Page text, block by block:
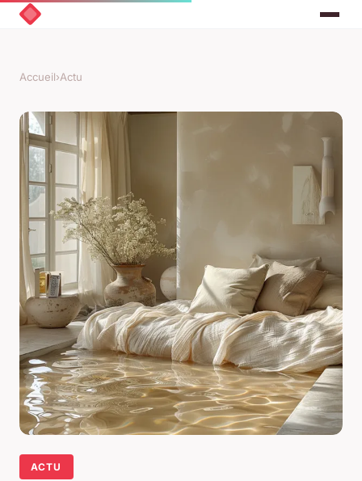
Accueil›Actu
ACTU